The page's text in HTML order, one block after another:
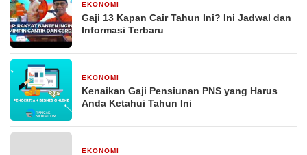
EKONOMI
Gaji 13 Kapan Cair Tahun Ini? Ini Jadwal dan
Informasi Terbaru
EKONOMI
Kenaikan Gaji Pensiunan PNS yang Harus
Anda Ketahui Tahun Ini
EKONOMI